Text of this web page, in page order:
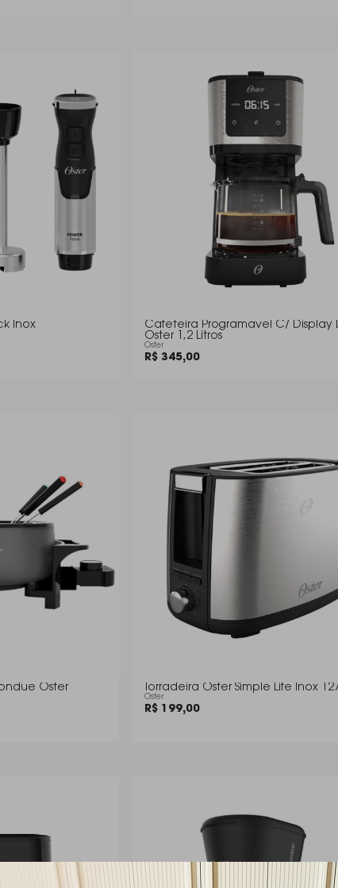
Inox
Cafeteira Programavel C/ Display
Oster 1,2 Litros
Oster
R$ 345,00
Oster Torradeira Oster Simple Life Inox
Oster
R$ 199,00